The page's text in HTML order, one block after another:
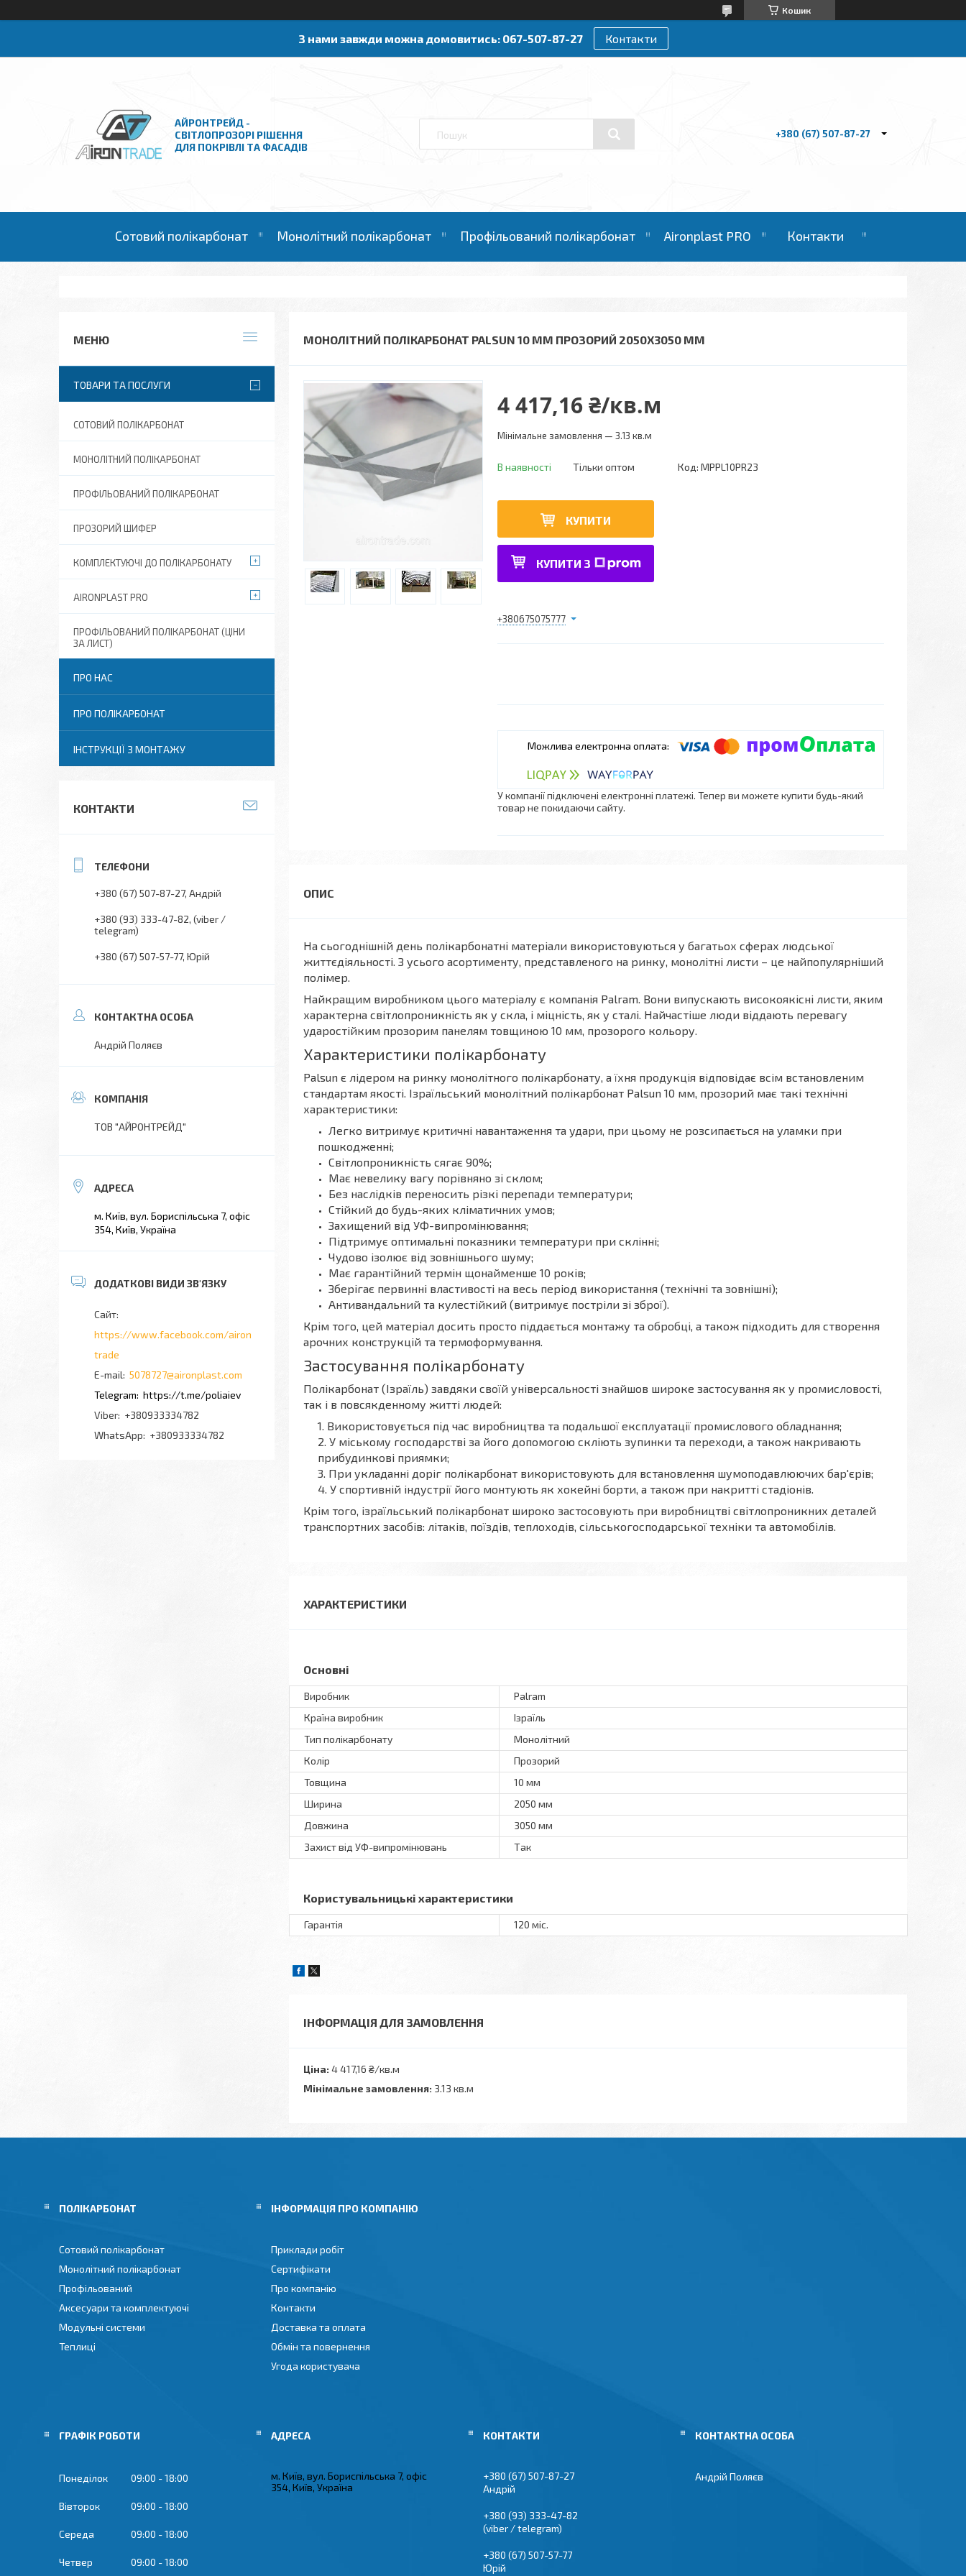
Кошик
З нами завжди можна домовитись: 067-507-87-27 Контакти
АЙРОНТРЕЙД -
СВІТЛОПРОЗОРІ РІШЕННЯ
ДЛЯ ПОКРІВЛІ ТА ФАСАДІВ
+380 (67) 507-87-27
Сотовий полікарбонат Монолітний полікарбонат Профільований полікарбонат Aironplast PRO Контакти
МОНОЛІТНИЙ ПОЛІКАРБОНАТ PALSUN 10 ММ ПРОЗОРИЙ 2050X3050 ММ
4 417,16 ₴/кв.м
Мінімальне замовлення — 3.13 кв.м
В наявності Тільки оптом Код: MPPL10PR23
КУПИТИ
КУПИТИ З
+380675075777
У компанії підключені електронні платежі. Тепер ви можете купити будь-який
товар не покидаючи сайту.
На сьогоднішній день полікарбонатні матеріали використовуються у багатьох сферах людської
життєдіяльності. З усього асортименту, представленого на ринку, монолітні листи – це найпопулярніший
полімер.
Найкращим виробником цього матеріалу є компанія Palram. Вони випускають високоякісні листи, яким
характерна світлопроникність як у скла, і міцність, як у сталі. Найчастіше люди віддають перевагу
ударостійким прозорим панелям товщиною 10 мм, прозорого кольору.
Характеристики полікарбонату
Palsun є лідером на ринку монолітного полікарбонату, а їхня продукція відповідає всім встановленим
стандартам якості. Ізраїльський монолітний полікарбонат Palsun 10 мм, прозорий має такі технічні
характеристики:
Легко витримує критичні навантаження та удари, при цьому не розсипається на уламки при
пошкодженні;
Світлопроникність сягає 90%;
Має невелику вагу порівняно зі склом;
Без наслідків переносить різкі перепади температури;
Стійкий до будь-яких кліматичних умов;
Захищений від УФ-випромінювання;
Підтримує оптимальні показники температури при склінні;
Чудово ізолює від зовнішнього шуму;
Має гарантійний термін щонайменше 10 років;
Зберігає первинні властивості на весь період використання (технічні та зовнішні);
Антивандальний та кулестійкий (витримує постріли зі зброї).
Крім того, цей матеріал досить просто піддається монтажу та обробці, а також підходить для створення
арочних конструкцій та термоформування.
Застосування полікарбонату
Полікарбонат (Ізраїль) завдяки своїй універсальності знайшов широке застосування як у промисловості,
так і в повсякденному житті людей:
Використовується під час виробництва та подальшої експлуатації промислового обладнання;
У міському господарстві за його допомогою скліють зупинки та переходи, а також накривають
прибудинкові приямки;
При укладанні доріг полікарбонат використовують для встановлення шумоподавлюючих бар'єрів;
У спортивній індустрії його монтують як хокейні борти, а також при накритті стадіонів.
Крім того, ізраїльський полікарбонат широко застосовують при виробництві світлопроникних деталей
транспортних засобів: літаків, поїздів, теплоходів, сільськогосподарської техніки та автомобілів.
ХАРАКТЕРИСТИКИ
Основні
Виробник
Palram
Країна виробник
Ізраїль
Тип полікарбонату
Монолітний
Колір
Прозорий
Товщина
10 мм
Ширина
2050 мм
Довжина
3050 мм
Захист від УФ-випромінювань
Так
Користувальницькі характеристики
Гарантія 120 міс.
ІНФОРМАЦІЯ ДЛЯ ЗАМОВЛЕННЯ
Ціна: 4 417,16 ₴/кв.м
Мінімальне замовлення: 3.13 кв.м
ТОВАРИ ТА ПОСЛУГИ
СОТОВИЙ ПОЛІКАРБОНАТ
МОНОЛІТНИЙ ПОЛІКАРБОНАТ
ПРОФІЛЬОВАНИЙ ПОЛІКАРБОНАТ
ПРОЗОРИЙ ШИФЕР
КОМПЛЕКТУЮЧІ ДО ПОЛІКАРБОНАТУ
AIRONPLAST PRO
ПРОФІЛЬОВАНИЙ ПОЛІКАРБОНАТ (ЦІНИ
ЗА ЛИСТ)
ПРО НАС
ПРО ПОЛІКАРБОНАТ
ІНСТРУКЦІЇ З МОНТАЖУ
КОНТАКТИ
+380 (67) 507-87-27 Андрій
+380 (93) 333-47-82 (viber /
telegram)
+380 (67) 507-57-77 Юрій
Андрій Поляєв
ТОВ "АЙРОНТРЕЙД"
м. Київ, вул. Бориспільська 7, офіс
354, Київ, Україна
https://www.facebook.com/airon
trade
5078727@aironplast.com
https://t.me/poliaiev
+380933334782
+380933334782
ПОЛІКАРБОНАТ
Сотовий полікарбонат
Монолітний полікарбонат
Профільований
Аксесуари та комплектуючі
Модульні системи
Теплиці
ІНФОРМАЦІЯ ПРО КОМПАНІЮ
Приклади робіт
Сертифікати
Про компанію
Контакти
Доставка та оплата
Обмін та повернення
Угода користувача
ГРАФІК РОБОТИ
Понеділок 09:00 18:00
Вівторок 09:00 18:00
Середа 09:00 18:00
Четвер 09:00 18:00
м. Київ, вул. Бориспільська 7, офіс
354, Київ, Україна
+380 (67) 507-87-27
Андрій
+380 (93) 333-47-82
(viber / telegram)
+380 (67) 507-57-77
Юрій
Андрій Поляєв